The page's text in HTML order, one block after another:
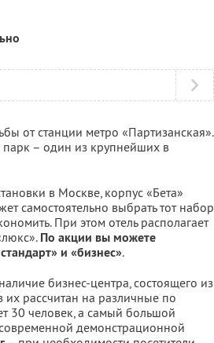
от станции метро «Партизанская».
– один из крупнейших в
в Москве, корпус «Бета»
самостоятельно выбрать тот набор
При этом отель располагает
По акции вы можете
и «бизнес».
бизнес-центра, состоящего из
рассчитан на различные по
30 человек, а самый большой
демонстрационной